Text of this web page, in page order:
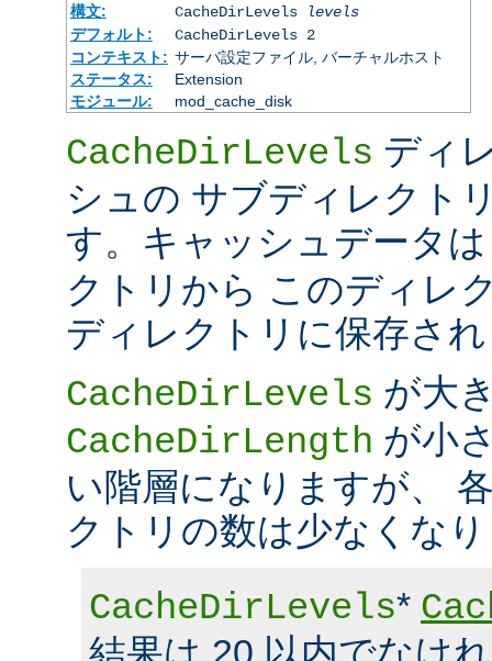
構文:
CacheDirLevels
levels
デフォルト:
CacheDirLevels 2
コンテキスト: サーバ設定ファイル, バーチャルホスト
ステータス:
Extension
モジュール:
mod_cache_disk
CacheDirLevels ディ
シュの サブディレクト
す。キャッシュデータ
クトリから このディレ
ディレクトリに保存さ
CacheDirLevels が大
CacheDirLength が小
い階層になりますが、
クトリの数は少なくな
CacheDirLevels*
結果は 20 以内でなけ